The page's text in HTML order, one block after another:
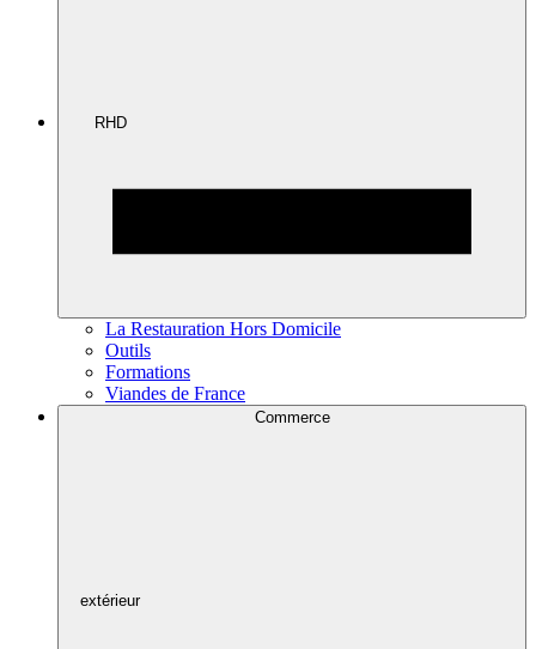
RHD
La Restauration Hors Domicile
Outils
Formations
Viandes de France
Commerce
extérieur